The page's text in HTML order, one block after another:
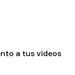
a tus videos